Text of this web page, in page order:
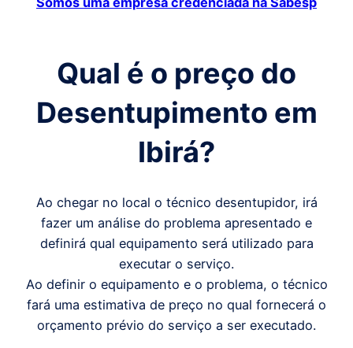
Qual é o preço do
Desentupimento em
Ibirá?
Ao chegar no local o técnico desentupidor, irá
fazer um análise do problema apresentado e
definirá qual equipamento será utilizado para
executar o serviço.
Ao definir o equipamento e o problema, o técnico
fará uma estimativa de preço no qual fornecerá o
orçamento prévio do serviço a ser executado.